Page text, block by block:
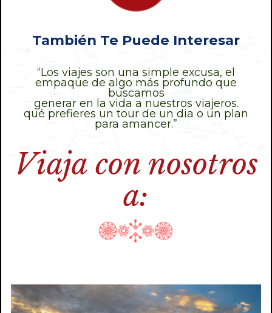
También Te Puede Interesar
“Los viajes son una simple excusa, el
empaque de algo más profundo que
buscamos
generar en la vida a nuestros viajeros.
qué prefieres un tour de un dia o un plan
para amancer.”
Viaja con nosotros
a: